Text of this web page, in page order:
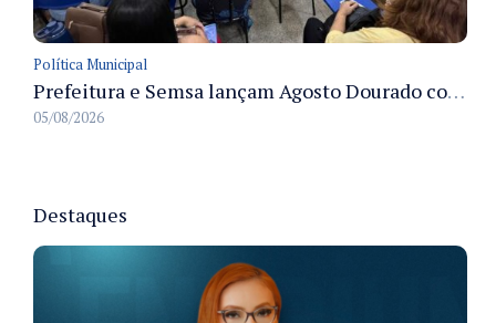
Política Municipal
Prefeitura e Semsa lançam Agosto Dourado com ações para fortalecer o aleitamento materno em Manaus
05/08/2026
Destaques